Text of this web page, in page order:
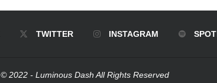
TWITTER INSTAGRAM
© 2022 - Luminous Dash All Rights Reserved